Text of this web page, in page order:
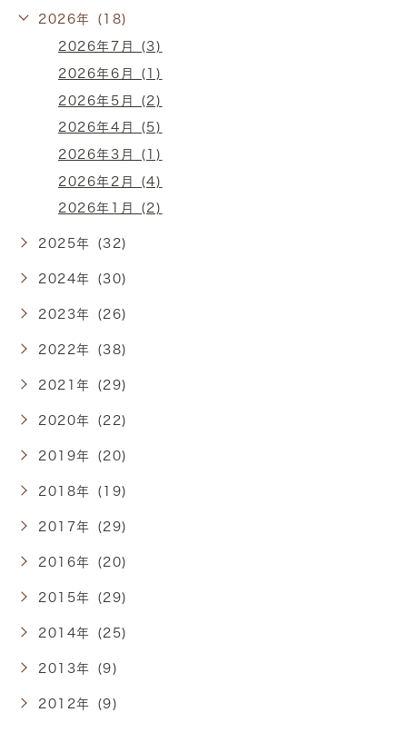
2026年 (18)
2026年7月 (3)
2026年6月 (1)
2026年5月 (2)
2026年4月 (5)
2026年3月 (1)
2026年2月 (4)
2026年1月 (2)
2025年 (32)
2024年 (30)
2023年 (26)
2022年 (38)
2021年 (29)
2020年 (22)
2019年 (20)
2018年 (19)
2017年 (29)
2016年 (20)
2015年 (29)
2014年 (25)
2013年 (9)
2012年 (9)